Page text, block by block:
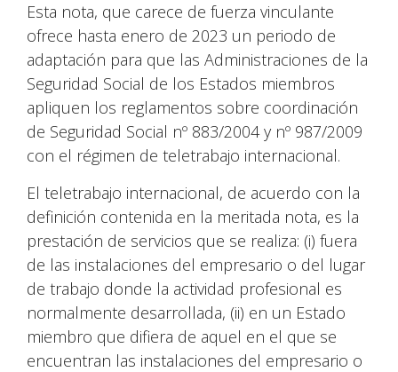
Esta nota, que carece de fuerza vinculante
ofrece hasta enero de 2023 un periodo de
adaptación para que las Administraciones de la
Seguridad Social de los Estados miembros
apliquen los reglamentos sobre coordinación
de Seguridad Social nº 883/2004 y nº 987/2009
con el régimen de teletrabajo internacional.
El teletrabajo internacional, de acuerdo con la
definición contenida en la meritada nota, es la
prestación de servicios que se realiza: (i) fuera
de las instalaciones del empresario o del lugar
de trabajo donde la actividad profesional es
normalmente desarrollada, (ii) en un Estado
miembro que difiera de aquel en el que se
encuentran las instalaciones del empresario o